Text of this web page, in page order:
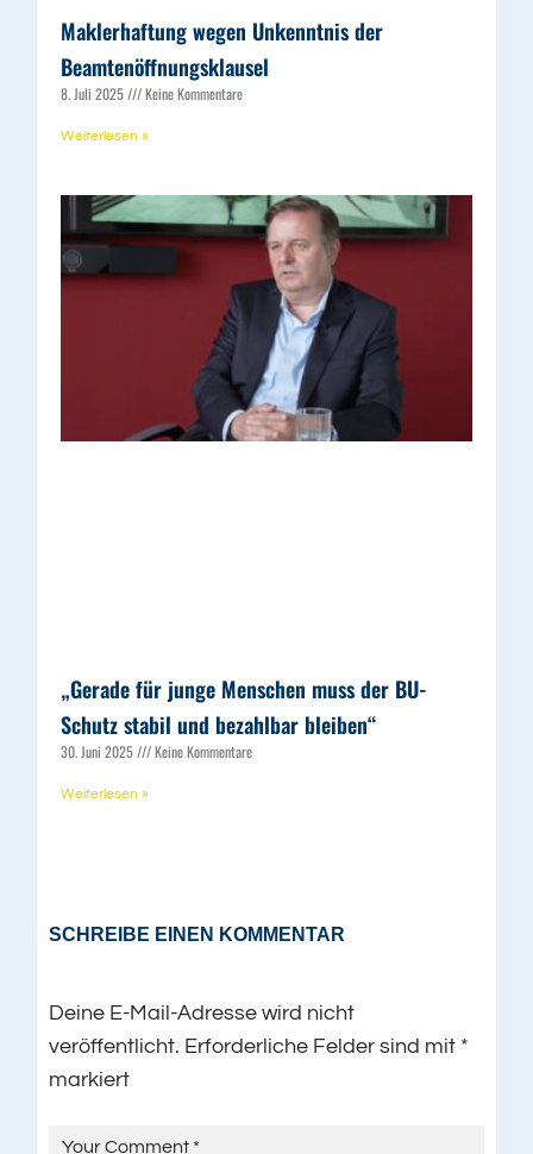
Maklerhaftung wegen Unkenntnis der
Beamtenöffnungsklausel
8. Juli 2025 Keine Kommentare
Weiterlesen »
„Gerade für junge Menschen muss der BU-
Schutz stabil und bezahlbar bleiben“
30. Juni 2025 Keine Kommentare
Weiterlesen »
SCHREIBE EINEN KOMMENTAR
Deine E-Mail-Adresse wird nicht
veröffentlicht. Erforderliche Felder sind mit *
markiert